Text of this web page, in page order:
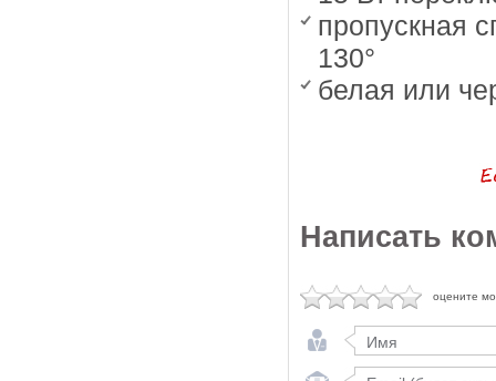
пропускная
130°
белая или
Написать
оцените